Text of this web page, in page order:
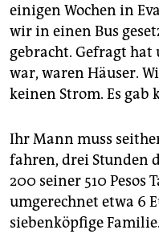
einigen Wochen in
wir in einen Bus
gebracht. Gefragt hat
war, waren Häuser.
keinen Strom. Es gab
Ihr Mann muss
fahren, drei Stunden
200 seiner 510 Pesos
umgerechnet etwa 6
siebenköpfige